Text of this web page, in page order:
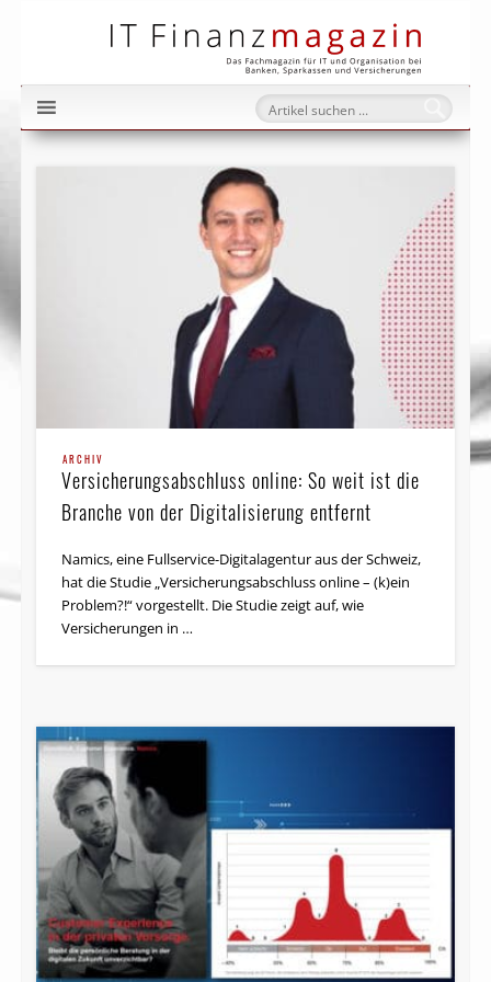
ARCHIV
Versicherungsabschluss online: So weit ist die
Branche von der Digitalisierung entfernt
Namics, eine Fullservice-Digitalagentur aus der Schweiz,
hat die Studie „Versicherungsabschluss online – (k)ein
Problem?!“ vorgestellt. Die Studie zeigt auf, wie
Versicherungen in …